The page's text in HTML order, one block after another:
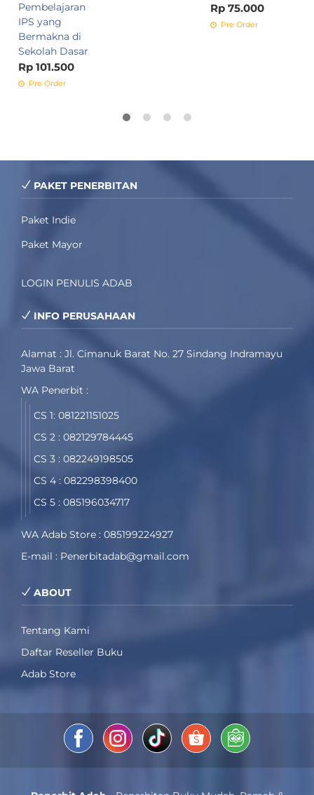
Pembelajaran
IPS yang
Bermakna di
Sekolah Dasar
Rp 101.500
Pre Order
Rp 75.000
Pre Order
PAKET PENERBITAN
Paket Indie
Paket Mayor
LOGIN PENULIS ADAB
INFO PERUSAHAAN
Alamat : Jl. Cimanuk Barat No. 27 Sindang Indramayu
Jawa Barat
WA Penerbit :
CS 1: 081221151025
CS 2 : 082129784445
CS 3 : 082249198505
CS 4 : 082298398400
CS 5 : 085196034717
WA Adab Store : 085199224927
E-mail : Penerbitadab@gmail.com
ABOUT
Tentang Kami
Daftar Reseller Buku
Adab Store